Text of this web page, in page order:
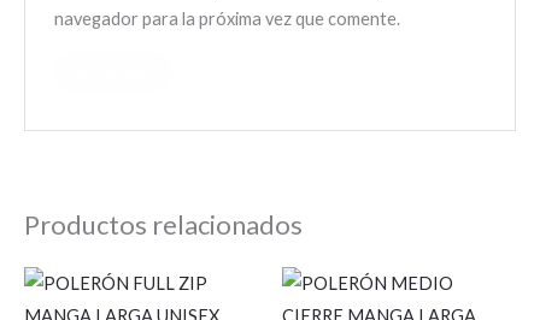
navegador para la próxima vez que comente.
Productos relacionados